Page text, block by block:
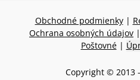
Obchodné podmienky |
Ochrana osobných údajov |
Poštovné |
Copyright © 2013 -